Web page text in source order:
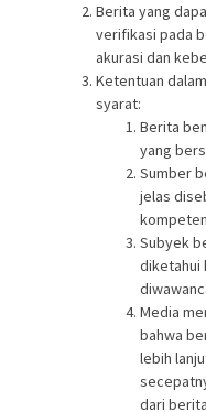
Berita yang
verifikasi pada
akurasi dan
Ketentuan
syarat:
Berita
yang
Sumber
jelas
Subyek
diketahui
Media
bahwa
lebih
dari